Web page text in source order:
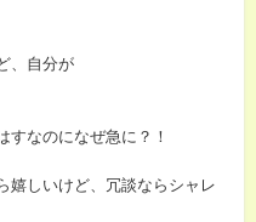
、自分が
すなのになぜ急に？！
嬉しいけど、冗談ならシャレ